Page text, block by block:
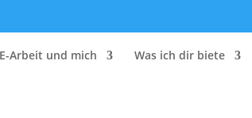
Arbeit und mich Was ich dir biete